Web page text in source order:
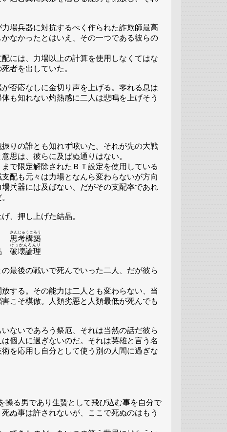
場兵器に対抗するべく作られた詐欺師最高
なかったとはいえ、その一つである彼らの
には、力場以上の計算を使用しなくてはな
者を出していた。
否応なしに金切り声を上げる。零れる息は
も知れない灼熱感に二人は悲鳴を上げそう
りの誰とも知れず呟いた。それが先の大戦
思は、彼らに及ばぬ通りはない。
で限定解除されたＢＴ設定を使用している
配も元々は力場となんら変わらないが方向
兵器には及ばない、だがその支配率であれ
、押し上げた結晶。
思考構築
さんじゅうごろう
破壊論理
けっかんろんり
最後の戦いで死んでいった二人、だが彼ら
する。その能力は二人とも変わらない、当
こそ模倣。人類劣悪と人類最低が死んでも
ないであろう祭厄、それは当然の話だ彼ら
個人に過ぎないのだ。それは英雄と言う名
を応用し自分として使う別の人間に過ぎな
操る男であり生贄として飛び込む事を自分で
ぬ事は許されないが、ここで死ぬのはもう